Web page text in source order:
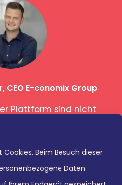
Beim Besuch dieser
Daten
Plattform sind nicht
ansprechend,
CEO E-conomix Group